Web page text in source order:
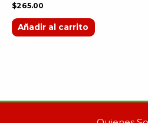
$265.00
Añadir al carrito